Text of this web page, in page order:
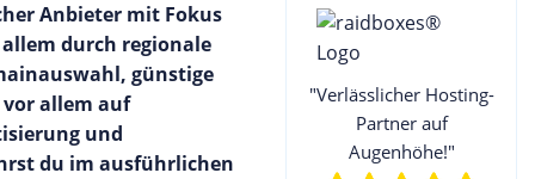
Anbieter mit Fokus
durch regionale
günstige
allem auf
und
du im ausführlichen
"Verlässlicher Hosting-
Partner auf
Augenhöhe!"